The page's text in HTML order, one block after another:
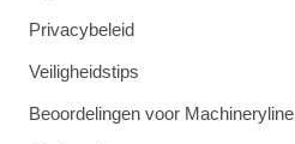
Privacybeleid
Veiligheidstips
Beoordelingen voor Machineryline